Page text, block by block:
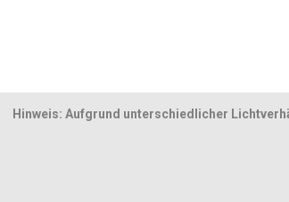
Hinweis: Aufgrund unterschiedlicher